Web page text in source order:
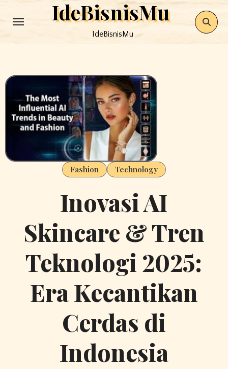
to
IdeBisnisMu
IdeBisnisMu
Fashion Technology
Inovasi AI
Skincare & Tren
Teknologi 2025:
Era Kecantikan
Cerdas di
Indonesia